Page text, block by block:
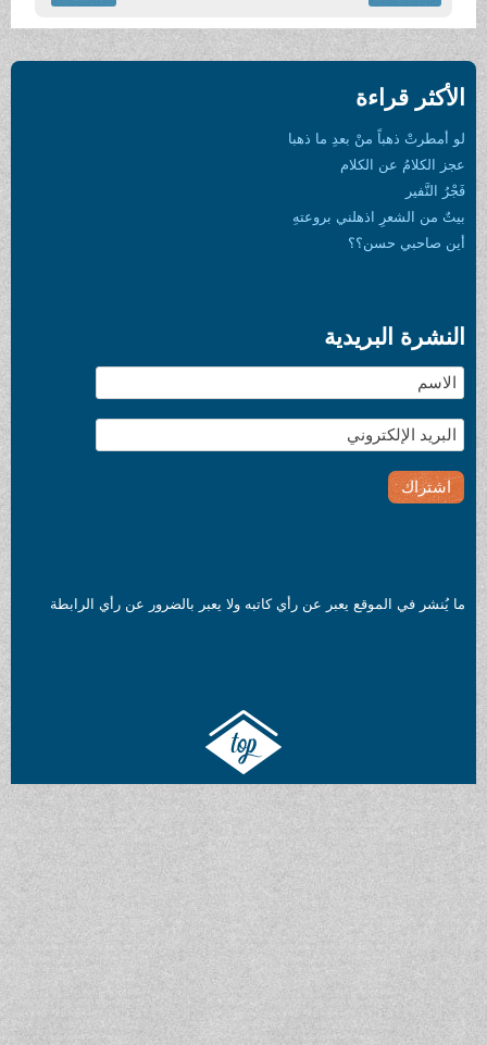
الأكثر قراءة
لو أمطرتْ ذهباً منْ بعدِ ما ذهبا
عجز الكلامُ عن الكلام
فَجْرُ النَّفير
بيتٌ من الشعرِ اذهلني بروعتهِ
أين صاحبي حسن؟؟
النشرة البريدية
ما يُنشر في الموقع يعبر عن رأي كاتبه ولا يعبر بالضرور عن رأي الرابطة